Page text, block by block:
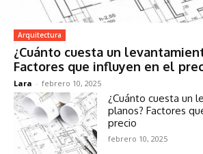
Arquitectura
¿Cuánto cuesta un
Factores que influyen en el
Lara - febrero 10, 2025
¿Cuánto cuesta un
planos? Factores
precio
febrero 10, 2025